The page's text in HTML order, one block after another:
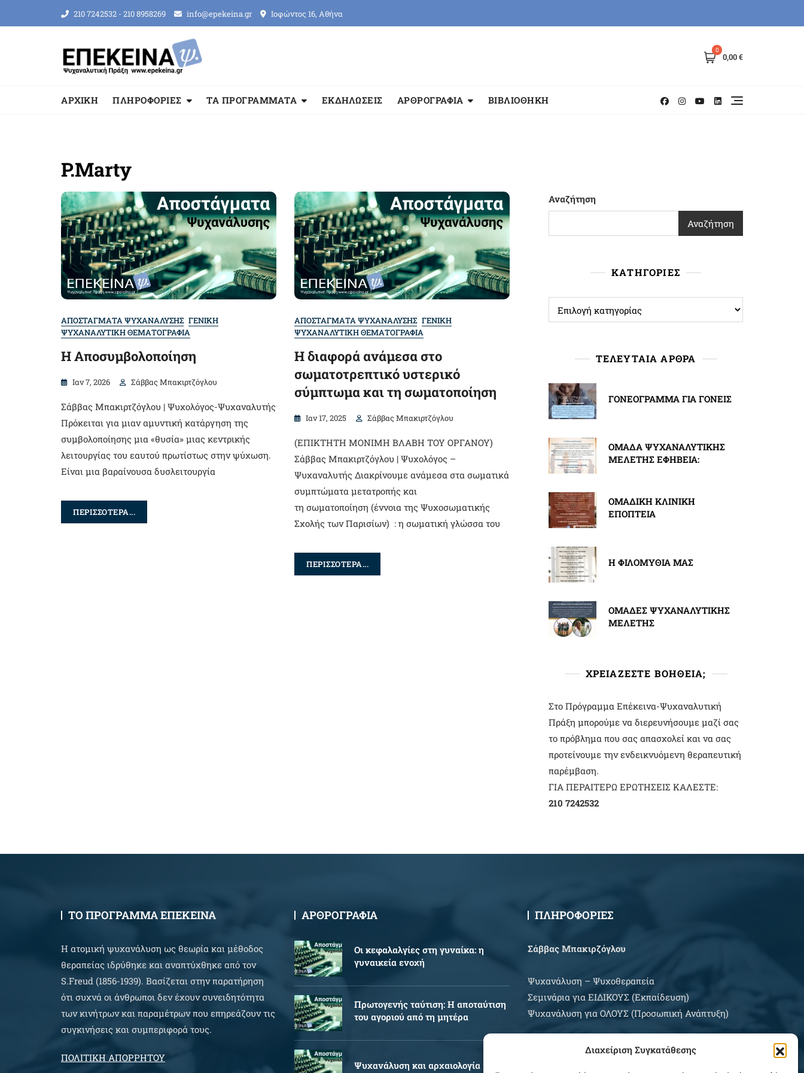
Διαχείριση Συγκατάθεσης
210 7242532 - 210 8958269 info@epekeina.gr Ιοφώντος 16, Αθήνα
0
0,00 €
ΑΡΧΙΚΗ ΠΛΗΡΟΦΟΡΙΕΣ ΤΑ ΠΡΟΓΡΑΜΜΑΤΑ ΕΚΔΗΛΩΣΕΙΣ ΑΡΘΡΟΓΡΑΦΙΑ ΒΙΒΛΙΟΘΗΚΗ
P.Marty
ΑΠΟΣΤΑΓΜΑΤΑ ΨΥΧΑΝΑΛΥΣΗΣ ΓΕΝΙΚΗ
ΨΥΧΑΝΑΛΥΤΙΚΗ ΘΕΜΑΤΟΓΡΑΦΙΑ
Η Αποσυμβολοποίηση
Ιαν 7, 2026 Σάββας Μπακιρτζόγλου
Σάββας Μπακιρτζόγλου | Ψυχολόγος-Ψυχαναλυτής
Πρόκειται για μιαν αμυντική κατάργηση της
συμβολοποίησης μια «θυσία» μιας κεντρικής
λειτουργίας του εαυτού πρωτίστως στην ψύχωση.
Είναι μια βαραίνουσα δυσλειτουργία
ΠΕΡΙΣΣΟΤΕΡΑ...
ΑΠΟΣΤΑΓΜΑΤΑ ΨΥΧΑΝΑΛΥΣΗΣ ΓΕΝΙΚΗ
ΨΥΧΑΝΑΛΥΤΙΚΗ ΘΕΜΑΤΟΓΡΑΦΙΑ
Η διαφορά ανάμεσα στο
σωματοτρεπτικό υστερικό
σύμπτωμα και τη σωματοποίηση
Ιαν 17, 2025 Σάββας Μπακιρτζόγλου
(ΕΠΙΚΤΗΤΗ ΜΟΝΙΜΗ ΒΛΑΒΗ ΤΟΥ ΟΡΓΑΝΟΥ)
Σάββας Μπακιρτζόγλου | Ψυχολόγος –
Ψυχαναλυτής Διακρίνουμε ανάμεσα στα σωματικά
συμπτώματα μετατροπής και
τη σωματοποίηση (έννοια της Ψυχοσωματικής
Σχολής των Παρισίων) : η σωματική γλώσσα του
ΠΕΡΙΣΣΟΤΕΡΑ...
Αναζήτηση
Αναζήτηση
ΚΑΤΗΓΟΡΙΕΣ
ΚΑΤΗΓΟΡΙΕΣ
ΤΕΛΕΥΤΑΙΑ ΑΡΘΡΑ
ΓΟΝΕΟΓΡΑΜΜΑ ΓΙΑ ΓΟΝΕΙΣ
ΟΜΑΔΑ ΨΥΧΑΝΑΛΥΤΙΚΗΣ
ΜΕΛΕΤΗΣ ΕΦΗΒΕΙΑ:
ΟΜΑΔΙΚΗ ΚΛΙΝΙΚΗ
ΕΠΟΠΤΕΙΑ
Η ΦΙΛΟΜΥΘΙΑ ΜΑΣ
ΟΜΑΔΕΣ ΨΥΧΑΝΑΛΥΤΙΚΗΣ
ΜΕΛΕΤΗΣ
ΧΡΕΙΑΖΕΣΤΕ ΒΟΗΘΕΙΑ;
Στο Πρόγραμμα Επέκεινα-Ψυχαναλυτική
Πράξη μπορούμε να διερευνήσουμε μαζί σας
το πρόβλημα που σας απασχολεί και να σας
προτείνουμε την ενδεικνυόμενη θεραπευτική
παρέμβαση.
ΓΙΑ ΠΕΡΑΙΤΕΡΩ ΕΡΩΤΗΣΕΙΣ ΚΑΛΕΣΤΕ:
210 7242532
ΤΟ ΠΡΟΓΡΑΜΜΑ ΕΠΕΚΕΙΝΑ
Η ατομική ψυχανάλυση ως θεωρία και μέθοδος
θεραπείας ιδρύθηκε και αναπτύχθηκε από τον
S.Freud (1856-1939). Βασίζεται στην παρατήρηση
ότι συχνά οι άνθρωποι δεν έχουν συνειδητότητα
των κινήτρων και παραμέτρων που επηρεάζουν τις
συγκινήσεις και συμπεριφορά τους.
ΠΟΛΙΤΙΚΗ ΑΠΟΡΡΗΤΟΥ
ΑΡΘΡΟΓΡΑΦΙΑ
Oι κεφαλαλγίες στη γυναίκα: η
γυναικεία ενοχή
Πρωτογενής ταύτιση: Η αποταύτιση
του αγοριού από τη μητέρα
Ψυχανάλυση και αρχαιολογία
ΠΛΗΡΟΦΟΡΙΕΣ
Σάββας Μπακιρζόγλου
Ψυχανάλυση – Ψυχοθεραπεία
Σεμινάρια για EIΔΙΚΟΥΣ (Εκπαίδευση)
Ψυχανάλυση για ΟΛΟΥΣ (Προσωπική Ανάπτυξη)
Δευτέρα – Σάββατο κατόπιν συνεννοήσεως